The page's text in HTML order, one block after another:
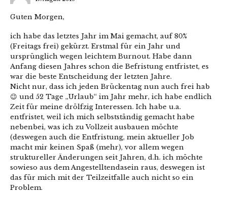
Guten Morgen,
ich habe das letztes Jahr im Mai gemacht, auf 80%
(Freitags frei) gekürzt. Erstmal für ein Jahr und
ursprünglich wegen leichtem Burnout. Habe dann
Anfang diesen Jahres schon die Befristung entfristet, es
war die beste Entscheidung der letzten Jahre.
Nicht nur, dass ich jeden Brückentag nun auch frei hab
😉 und 52 Tage „Urlaub“ im Jahr mehr, ich habe endlich
Zeit für meine drölfzig Interessen. Ich habe u.a.
entfristet, weil ich mich selbstständig gemacht habe
nebenbei, was ich zu Vollzeit ausbauen möchte
(deswegen auch die Entfristung, mein aktueller Job
macht mir keinen Spaß (mehr), vor allem wegen
struktureller Änderungen seit Jahren, d.h. ich möchte
sowieso aus dem Angestelltendasein raus, deswegen ist
das für mich mit der Teilzeitfalle auch nicht so ein
Problem.